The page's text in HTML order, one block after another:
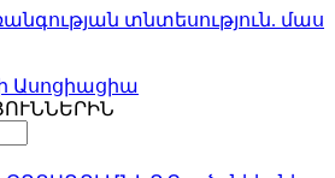
տնտեսություն. մաս
Ասոցիացիա